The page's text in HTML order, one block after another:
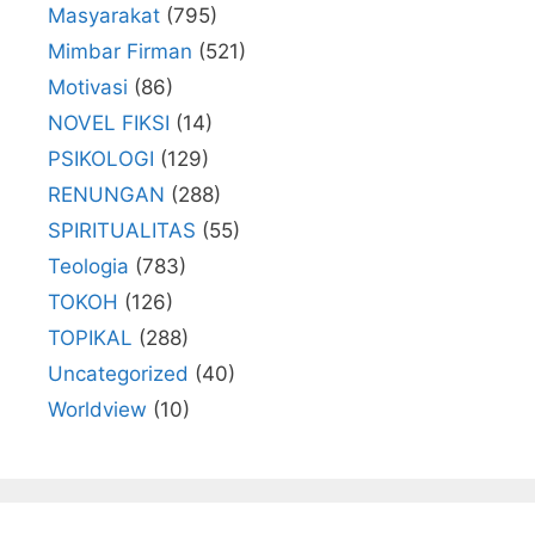
Masyarakat (795)
Mimbar Firman (521)
Motivasi (86)
NOVEL FIKSI (14)
PSIKOLOGI (129)
RENUNGAN (288)
SPIRITUALITAS (55)
Teologia (783)
TOKOH (126)
TOPIKAL (288)
Uncategorized (40)
Worldview (10)